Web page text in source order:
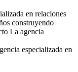
en relaciones
construyendo
La agencia
especializada en